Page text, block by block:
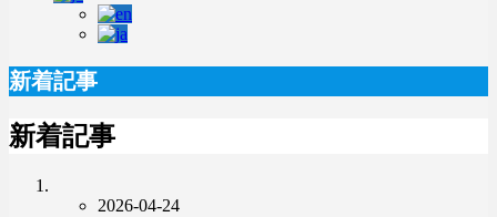
新着記事
新着記事
2026-04-24